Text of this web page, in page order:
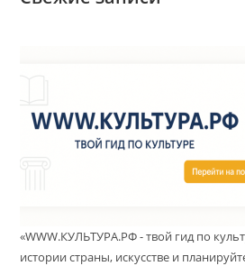
«WWW.КУЛЬТУРА.РФ - твой гид по
истории страны, искусстве и